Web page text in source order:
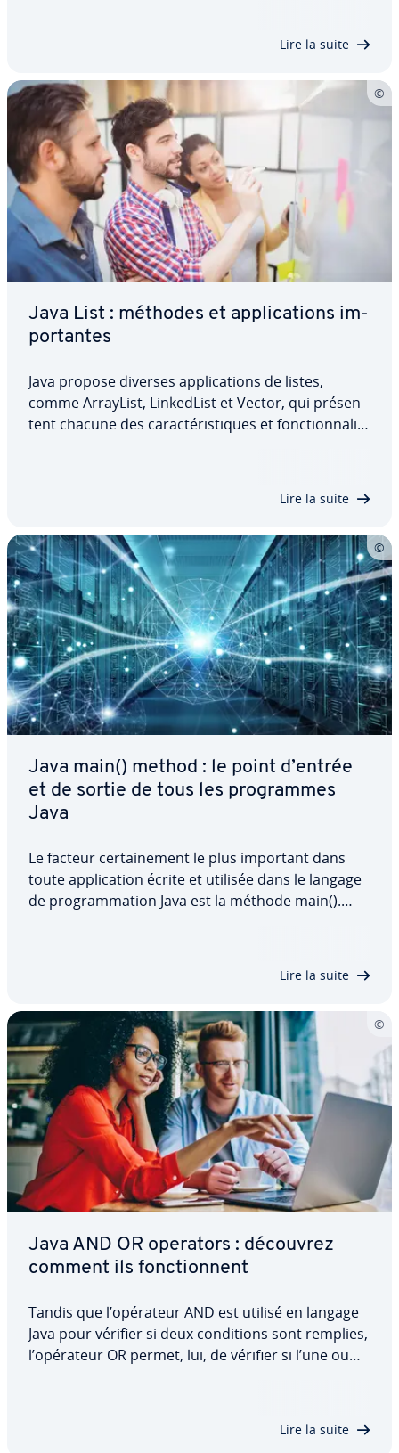
Lire la suite
Java List : méthodes et ap­pli­ca­tions im­
por­tantes
Java propose diverses ap­pli­ca­tions de listes,
comme ArrayList, Lin­ked­List et Vector, qui pré­sen­
tent chacune des ca­rac­té­ris­tiques et fonc­tion­na­li­
Lire la suite
Java main() method : le point d’entrée
et de sortie de tous les pro­grammes
Java
Le facteur cer­tai­ne­ment le plus important dans
toute ap­pli­ca­tion écrite et utilisée dans le langage
de pro­gram­ma­tion Java est la méthode main().
Lire la suite
Java AND OR operators : découvrez
comment ils fonc­tion­nent
Tandis que l’opérateur AND est utilisé en langage
Java pour vérifier si deux con­di­tions sont remplies,
l’opérateur OR permet, lui, de vérifier si l’une ou
Lire la suite